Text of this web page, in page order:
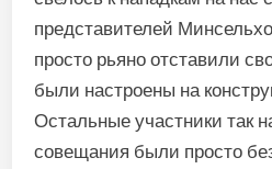
представителей
просто рьяно отставили
были настроены на
Остальные участники так
совещания были просто